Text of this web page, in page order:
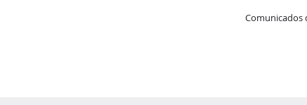
Comunicados